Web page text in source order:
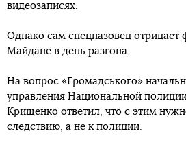
видеозаписях.
Однако сам спецназовец отрицает
Майдане в день разгона.
На вопрос «Громадського»
управления Национальной
Крищенко ответил, что с этим
следствию, а не к полиции.